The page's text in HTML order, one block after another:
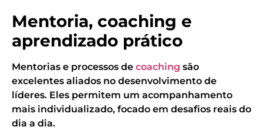
Mentoria, coaching e
aprendizado prático
Mentorias e processos de coaching são
excelentes aliados no desenvolvimento de
líderes. Eles permitem um acompanhamento
mais individualizado, focado em desafios reais do
dia a dia.